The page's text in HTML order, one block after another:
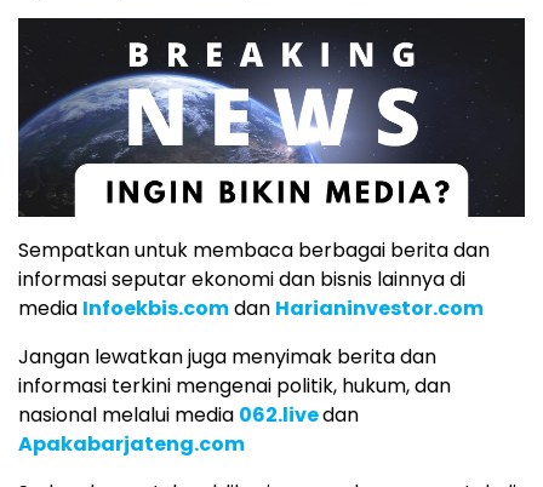
Sempatkan untuk membaca berbagai berita dan
informasi seputar ekonomi dan bisnis lainnya di
media Infoekbis.comdan Harianinvestor.com
Jangan lewatkan juga menyimak berita dan
informasi terkini mengenai politik, hukum, dan
nasional melalui media 062.livedan
Apakabarjateng.com